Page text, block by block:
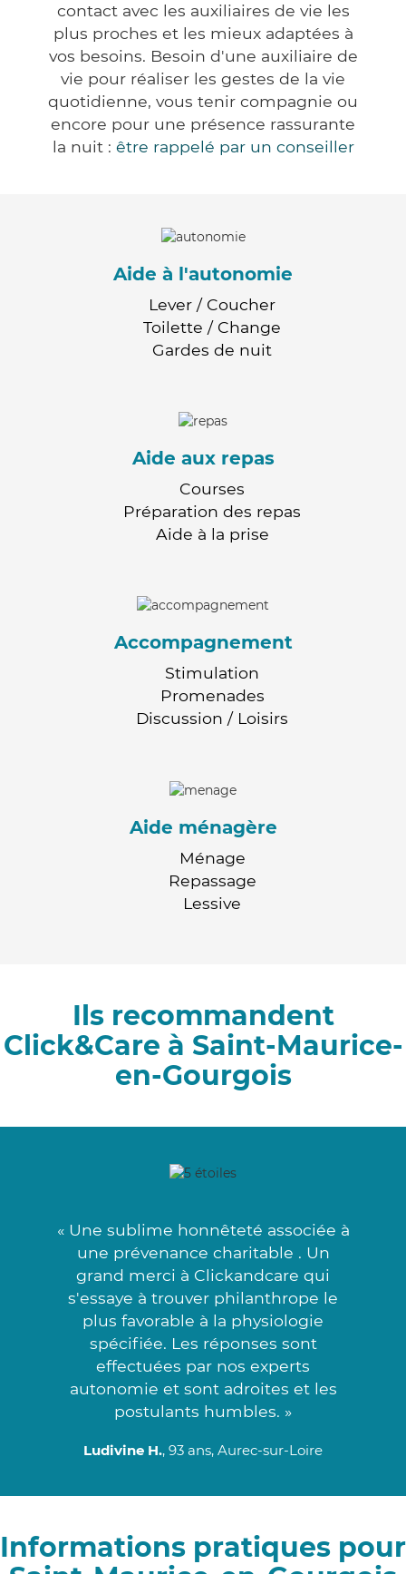
contact avec les auxiliaires de vie les
plus proches et les mieux adaptées à
vos besoins. Besoin d'une auxiliaire de
vie pour réaliser les gestes de la vie
quotidienne, vous tenir compagnie ou
encore pour une présence rassurante
la nuit : être rappelé par un conseiller
Aide à l'autonomie
Lever / Coucher
Toilette / Change
Gardes de nuit
Aide aux repas
Courses
Préparation des repas
Aide à la prise
Accompagnement
Stimulation
Promenades
Discussion / Loisirs
Aide ménagère
Ménage
Repassage
Lessive
Ils recommandent
Click&Care à Saint-Maurice-
en-Gourgois
« Une sublime honnêteté associée à
une prévenance charitable . Un
grand merci à Clickandcare qui
s'essaye à trouver philanthrope le
plus favorable à la physiologie
spécifiée. Les réponses sont
effectuées par nos experts
autonomie et sont adroites et les
postulants humbles. »
Ludivine H., 93 ans, Aurec-sur-Loire
Informations pratiques pour